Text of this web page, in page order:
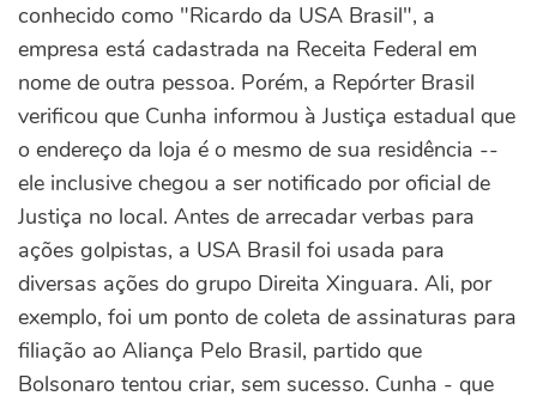
conhecido como "Ricardo da USA Brasil", a
empresa está cadastrada na Receita Federal em
nome de outra pessoa. Porém, a Repórter Brasil
verificou que Cunha informou à Justiça estadual que
o endereço da loja é o mesmo de sua residência --
ele inclusive chegou a ser notificado por oficial de
Justiça no local. Antes de arrecadar verbas para
ações golpistas, a USA Brasil foi usada para
diversas ações do grupo Direita Xinguara. Ali, por
exemplo, foi um ponto de coleta de assinaturas para
filiação ao Aliança Pelo Brasil, partido que
Bolsonaro tentou criar, sem sucesso. Cunha - que